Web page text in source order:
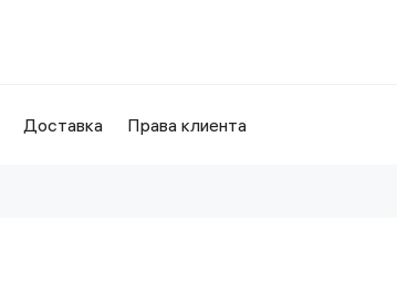
Доставка Права клиента